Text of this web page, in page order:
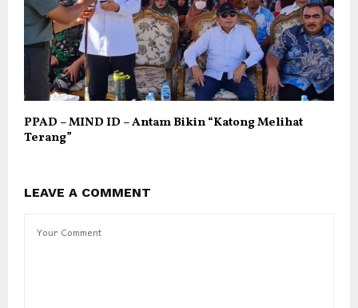
PPAD – MIND ID – Antam Bikin “Katong Melihat
Terang”
LEAVE A COMMENT